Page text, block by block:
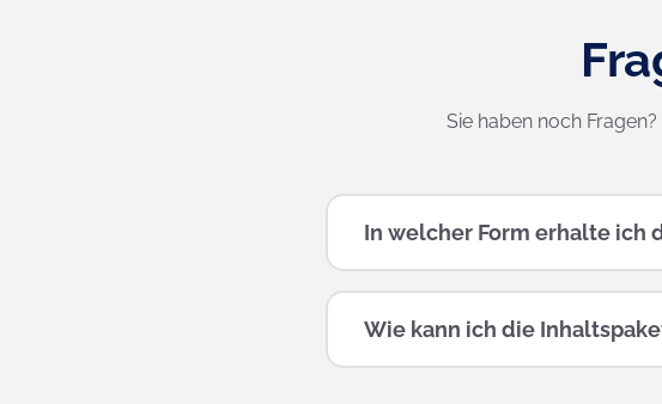
Sie haben noch
In welcher Form erhalte ich
Wie kann ich die